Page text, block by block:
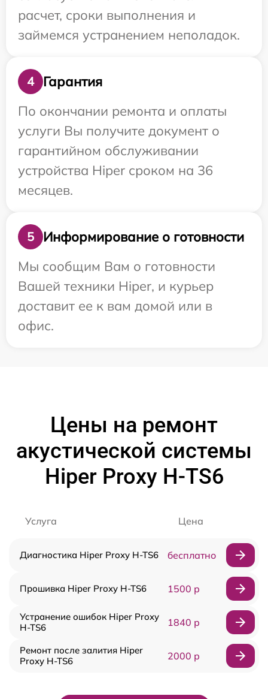
расчет, сроки выполнения и
займемся устранением неполадок.
4
Гарантия
По окончании ремонта и оплаты
услуги Вы получите документ о
гарантийном обслуживании
устройства Hiper сроком на 36
месяцев.
5
Информирование о готовности
Мы сообщим Вам о готовности
Вашей техники Hiper, и курьер
доставит ее к вам домой или в
офис.
Цены на ремонт
акустической системы
Hiper Proxy H-TS6
Услуга Цена
Диагностика Hiper Proxy H-TS6 бесплатно
Прошивка Hiper Proxy H-TS6 1500 р
Устранение ошибок Hiper Proxy
H-TS6
1840 р
Ремонт после залития Hiper
Proxy H-TS6
2000 р